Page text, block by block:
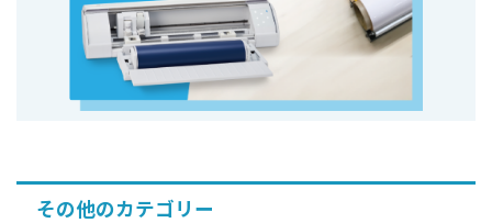
その他のカテゴリー